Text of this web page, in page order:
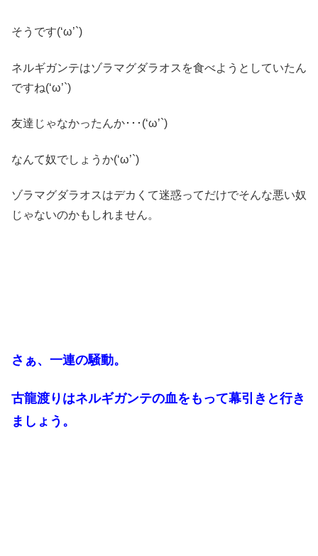
そうです(‘ω’`)
ネルギガンテはゾラマグダラオスを食べようとしていたん
ですね(‘ω’`)
友達じゃなかったんか･･･(‘ω’`)
なんて奴でしょうか(‘ω’`)
ゾラマグダラオスはデカくて迷惑ってだけでそんな悪い奴
じゃないのかもしれません。
さぁ、一連の騒動。
古龍渡りはネルギガンテの血をもって幕引きと行き
ましょう。